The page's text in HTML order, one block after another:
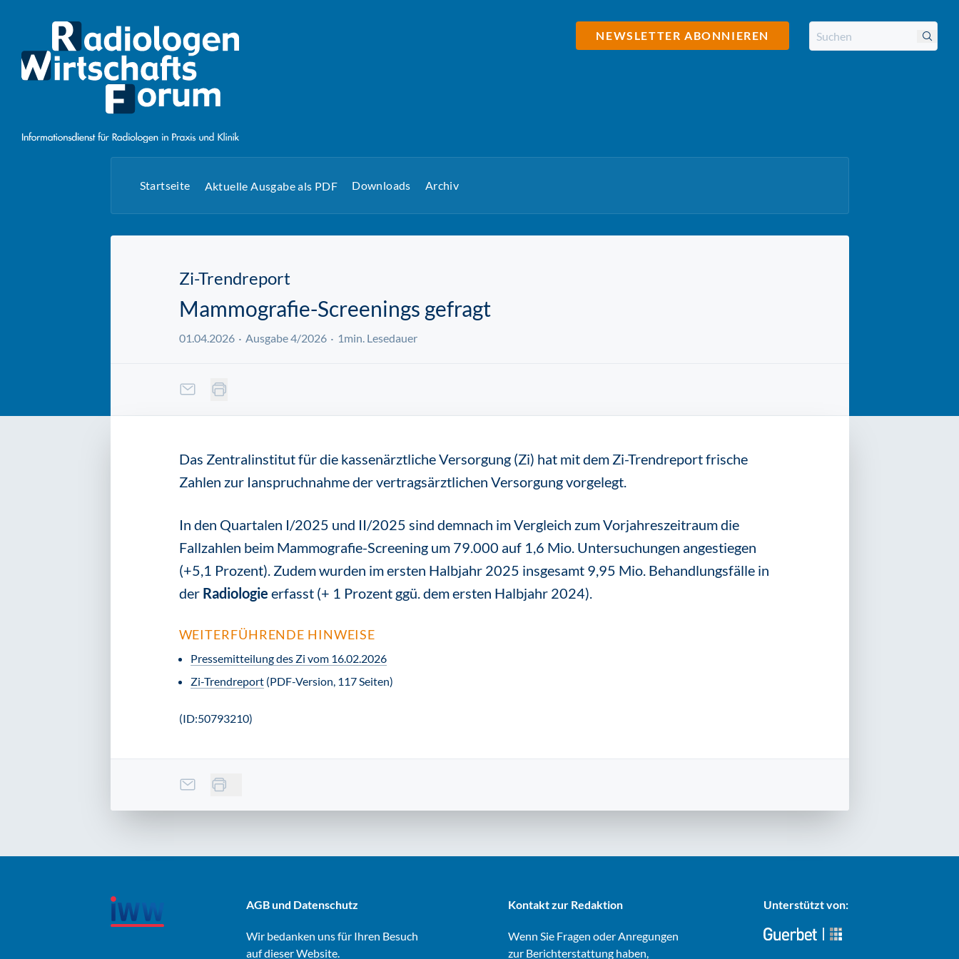
NEWSLETTER ABONNIEREN
Startseite Aktuelle Ausgabe als PDF Downloads Archiv
Zi-Trendreport
Mammografie-Screenings gefragt
01.04.2026 Ausgabe 4/2026 1min. Lesedauer
Das Zentralinstitut für die kassenärztliche Versorgung (Zi) hat mit dem Zi-Trendreport frische
Zahlen zur Ianspruchnahme der vertragsärztlichen Versorgung vorgelegt.
In den Quartalen I/2025 und II/2025 sind demnach im Vergleich zum Vorjahreszeitraum die
Fallzahlen beim Mammografie-Screening um 79.000 auf 1,6 Mio. Untersuchungen angestiegen
(+5,1 Prozent). Zudem wurden im ersten Halbjahr 2025 insgesamt 9,95 Mio. Behandlungsfälle in
der Radiologie erfasst (+ 1 Prozent ggü. dem ersten Halbjahr 2024).
WEITERFÜHRENDE HINWEISE
Pressemitteilung des Zi vom 16.02.2026
Zi-Trendreport(PDF-Version, 117 Seiten)
(ID:50793210)
AGB und Datenschutz
Wir bedanken uns für Ihren Besuch
auf dieser Website.
Kontakt zur Redaktion
Wenn Sie Fragen oder Anregungen
zur Berichterstattung haben,
Unterstützt von: